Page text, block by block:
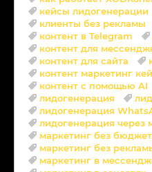
кейсы лидогенерации
клиенты без рекламы
контент в Telegram
контент для
контент для сайта
контент маркетинг
контент с помощью AI
лидогенерация
лидогенерация
лидогенерация через
маркетинг без
маркетинг без
маркетинг в